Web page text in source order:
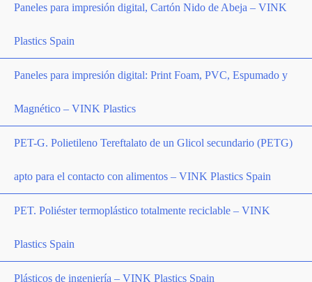
Paneles para impresión digital, Cartón Nido de Abeja – VINK
Plastics Spain
Paneles para impresión digital: Print Foam, PVC, Espumado y
Magnético – VINK Plastics
PET-G. Polietileno Tereftalato de un Glicol secundario (PETG)
apto para el contacto con alimentos – VINK Plastics Spain
PET. Poliéster termoplástico totalmente reciclable – VINK
Plastics Spain
Plásticos de ingeniería – VINK Plastics Spain